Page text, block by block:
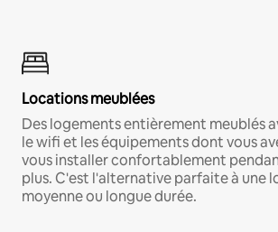
Locations meublées
Des logements entièrement meublés
le wifi et les équipements dont vous
vous installer confortablement
plus. C'est l'alternative parfaite à une
moyenne ou longue durée.